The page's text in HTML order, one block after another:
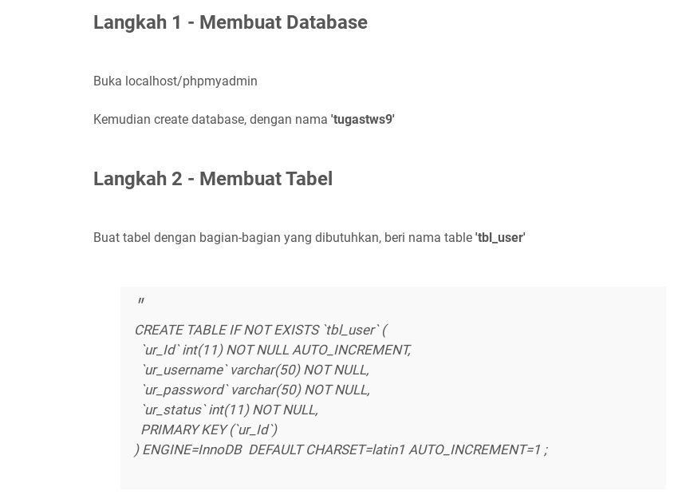
Langkah 1 - Membuat Database
Buka localhost/phpmyadmin
Kemudian create database, dengan nama 'tugastws9'
Langkah 2 - Membuat Tabel
Buat tabel dengan bagian-bagian yang dibutuhkan, beri nama table 'tbl_user'
CREATE TABLE IF NOT EXISTS `tbl_user` (
`ur_Id` int(11) NOT NULL AUTO_INCREMENT,
`ur_username` varchar(50) NOT NULL,
`ur_password` varchar(50) NOT NULL,
`ur_status` int(11) NOT NULL,
PRIMARY KEY (`ur_Id`)
) ENGINE=InnoDB DEFAULT CHARSET=latin1 AUTO_INCREMENT=1 ;